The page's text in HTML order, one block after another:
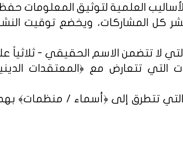
كل المشاركات، ويخضع توقيت النشر
التي تتعارض مع ﴿المعتقدات
تتطرق إلى ﴿أسماء / منظمات﴾ بهدف